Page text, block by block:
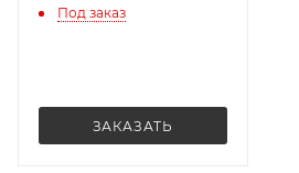
Под заказ
ЗАКАЗАТЬ